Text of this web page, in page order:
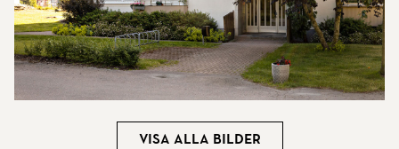
Visa alla bilder